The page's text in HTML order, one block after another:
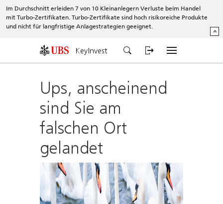
Im Durchschnitt erleiden 7 von 10 Kleinanlegern Verluste beim Handel
mit Turbo-Zertifikaten. Turbo-Zertifikate sind hoch risikoreiche Produkte
und nicht für langfristige Anlagestrategien geeignet.
^
KeyInvest
Ups, anscheinend
sind Sie am
falschen Ort
gelandet